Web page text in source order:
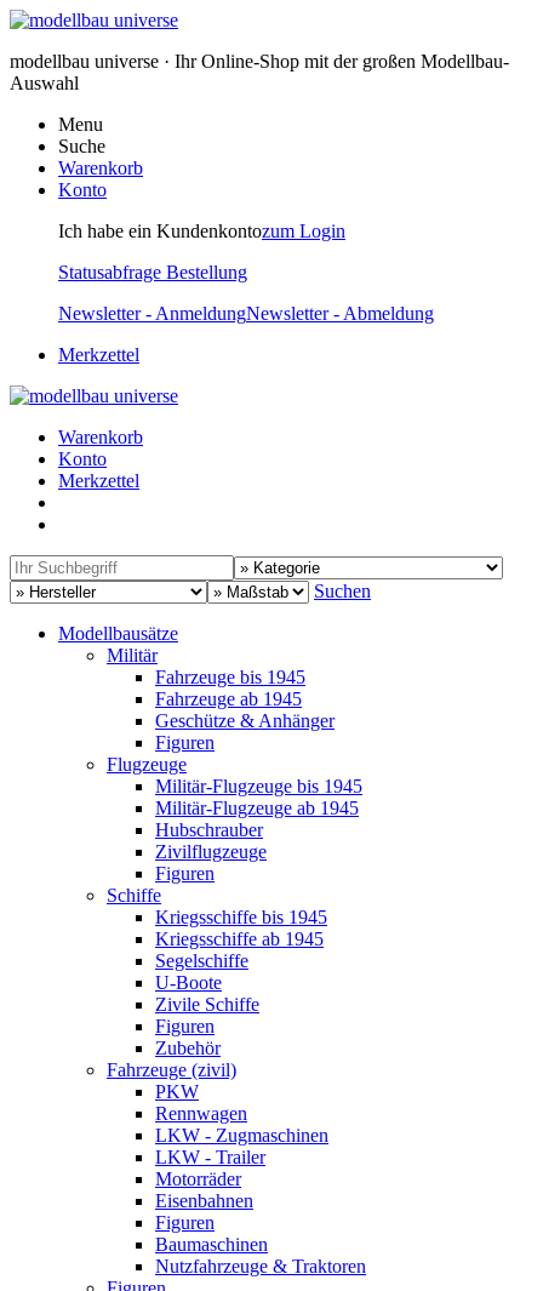
modellbau universe · Ihr Online-Shop mit der großen Modellbau-
Auswahl
Menu
Suche
Warenkorb
Konto
Ich habe ein Kundenkontozum Login
Statusabfrage Bestellung
Newsletter - AnmeldungNewsletter - Abmeldung
Merkzettel
Warenkorb
Konto
Merkzettel
Suchen
Modellbausätze
Militär
Fahrzeuge bis 1945
Fahrzeuge ab 1945
Geschütze & Anhänger
Figuren
Flugzeuge
Militär-Flugzeuge bis 1945
Militär-Flugzeuge ab 1945
Hubschrauber
Zivilflugzeuge
Figuren
Schiffe
Kriegsschiffe bis 1945
Kriegsschiffe ab 1945
Segelschiffe
U-Boote
Zivile Schiffe
Figuren
Zubehör
Fahrzeuge (zivil)
PKW
Rennwagen
LKW - Zugmaschinen
LKW - Trailer
Motorräder
Eisenbahnen
Figuren
Baumaschinen
Nutzfahrzeuge & Traktoren